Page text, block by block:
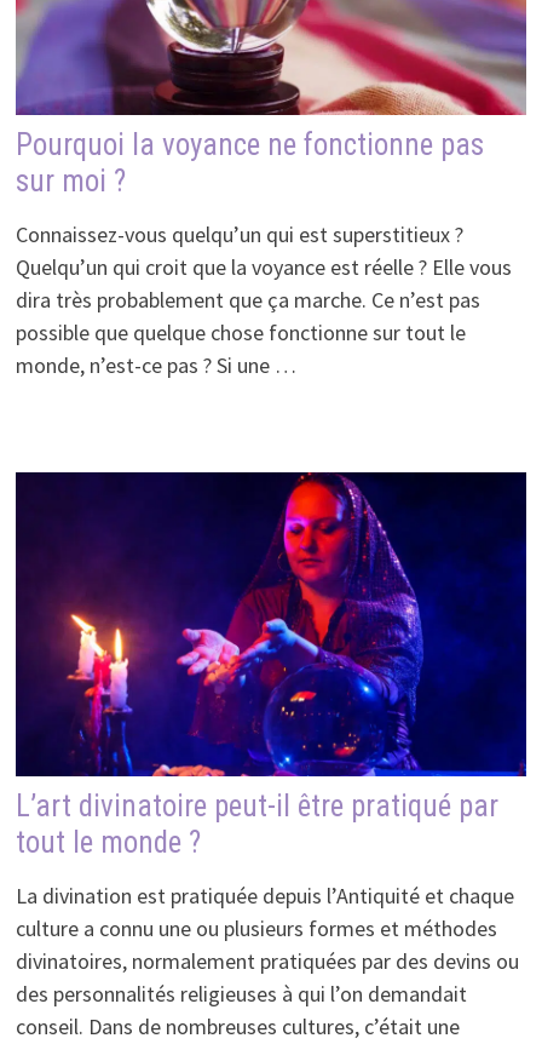
Pourquoi la voyance ne fonctionne pas
sur moi ?
Connaissez-vous quelqu’un qui est superstitieux ?
Quelqu’un qui croit que la voyance est réelle ? Elle vous
dira très probablement que ça marche. Ce n’est pas
possible que quelque chose fonctionne sur tout le
monde, n’est-ce pas ? Si une …
L’art divinatoire peut-il être pratiqué par
tout le monde ?
La divination est pratiquée depuis l’Antiquité et chaque
culture a connu une ou plusieurs formes et méthodes
divinatoires, normalement pratiquées par des devins ou
des personnalités religieuses à qui l’on demandait
conseil. Dans de nombreuses cultures, c’était une